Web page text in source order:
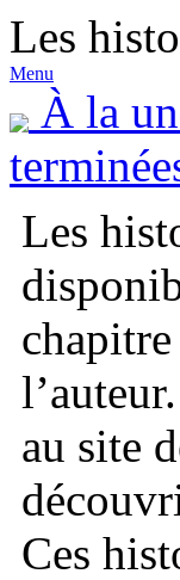
Les
Menu
À la
Les
au site
Ces